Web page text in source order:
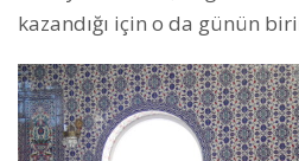
kazandığı için o da günün